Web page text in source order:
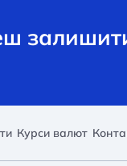
Курси валют